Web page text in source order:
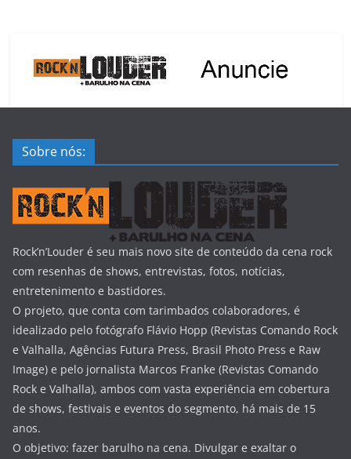
Sobre nós:
Rock’n’Louder é seu mais novo site de conteúdo da cena rock
com resenhas de shows, entrevistas, fotos, notícias,
entretenimento e bastidores.
O projeto, que conta com tarimbados colaboradores, é
idealizado pelo fotógrafo Flávio Hopp (Revistas Comando Rock
e Valhalla, Agências Futura Press, Brasil Photo Press e Raw
Image) e pelo jornalista Marcos Franke (Revistas Comando
Rock e Valhalla), ambos com vasta experiência em cobertura
de shows, festivais e eventos do segmento, há mais de 15
anos.
O objetivo: fazer barulho na cena. Divulgar e exaltar o